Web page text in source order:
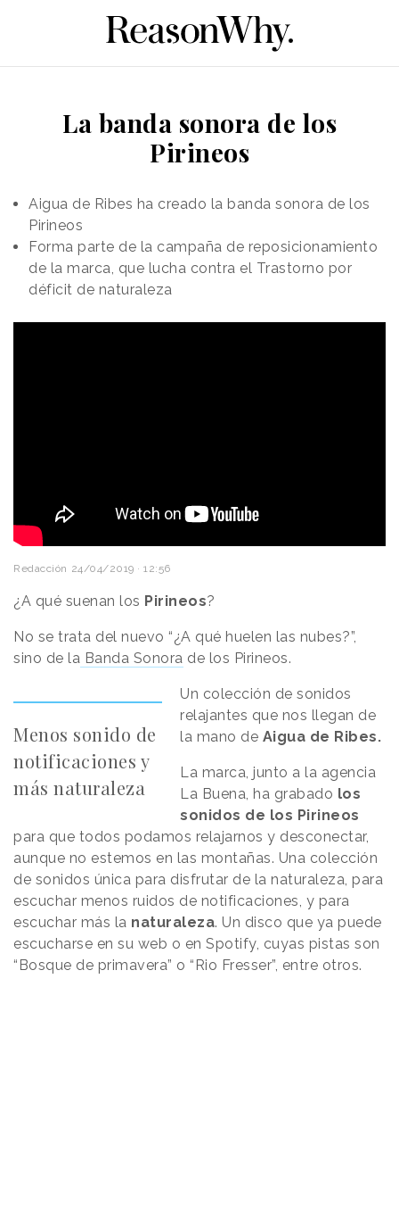
La banda sonora de los
Pirineos
Aigua de Ribes ha creado la banda sonora de los
Pirineos
Forma parte de la campaña de reposicionamiento
de la marca, que lucha contra el Trastorno por
déficit de naturaleza
Redacción 24/04/2019 · 12:56
¿A qué suenan los Pirineos?
No se trata del nuevo “¿A qué huelen las nubes?”,
sino de la Banda Sonora de los Pirineos.
Menos sonido de
notificaciones y
más naturaleza
Un colección de sonidos
relajantes que nos llegan de
la mano de Aigua de Ribes.
La marca, junto a la agencia
La Buena, ha grabado los
sonidos de los Pirineos
para que todos podamos relajarnos y desconectar,
aunque no estemos en las montañas. Una colección
de sonidos única para disfrutar de la naturaleza, para
escuchar menos ruidos de notificaciones, y para
escuchar más la naturaleza. Un disco que ya puede
escucharse en su web o en Spotify, cuyas pistas son
“Bosque de primavera” o “Rio Fresser”, entre otros.